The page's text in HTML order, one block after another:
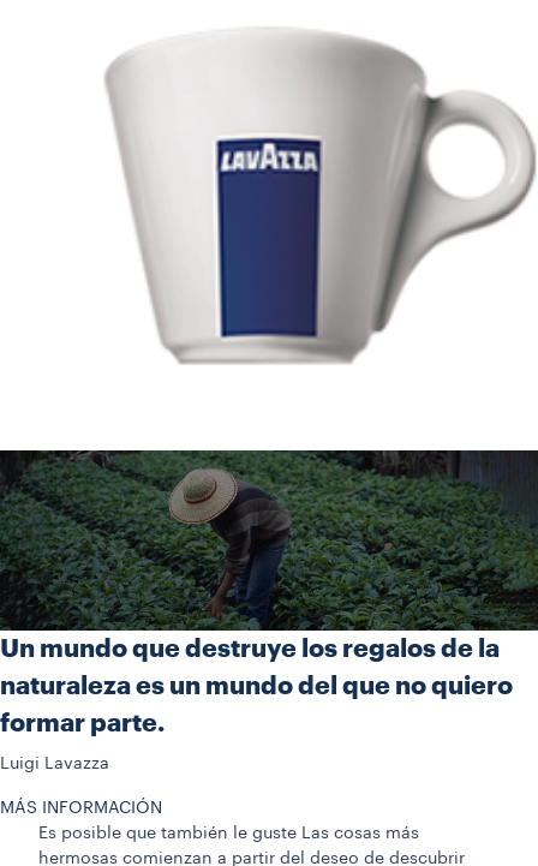
Un mundo que destruye los regalos de la
naturaleza es un mundo del que no quiero
formar parte.
Luigi Lavazza
MÁS INFORMACIÓN
Es posible que también le guste Las cosas más
hermosas comienzan a partir del deseo de descubrir